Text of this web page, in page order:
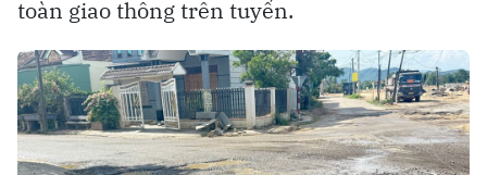
toàn giao thông trên tuyến.